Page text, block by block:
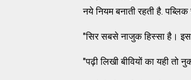
नये नियम बनाती रहती है.
"सिर सबसे नाजुक हिस्सा है।
"पढ़ी लिखी बीवियों का यही